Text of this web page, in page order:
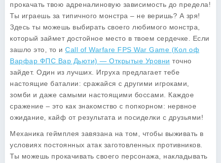
прокачать твою адреналиновую зависимость до предела!
Ты играешь за типичного монстра – не веришь? А зря!
Здесь ты можешь выбирать своего любимого монстра,
который займет достойное место в твоем сердечке. Если
зашло это, то и Call of Warfare FPS War Game (Кол оф
Варфар ФПС Вар Дьюти) — Открытые Уровни точно
зайдет. Один из лучших. Игруха предлагает тебе
настоящие баталии: сражайся с другими игроками,
зомби и даже самыми настоящими боссами. Каждое
сражение – это как знакомствo с попкорном: нервное
ожидание, кайф от результата и посиделки с друзьями!
Механика геймплея завязана на том, чтобы выживать в
условиях постоянных атак заготовленных противников.
Ты можешь прокачивать своего персонажа, накладывать